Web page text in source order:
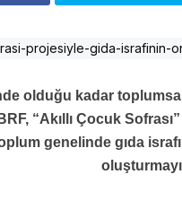
olduğu kadar
“Akıllı Çocuk
genelinde gıda